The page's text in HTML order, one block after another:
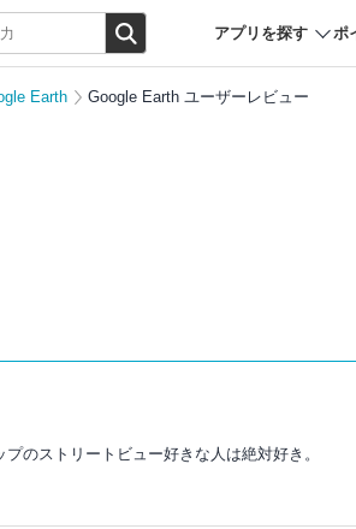
アプリを探す ポ
Earth Google Earth ユーザーレビュー
のストリートビュー好きな人は絶対好き。